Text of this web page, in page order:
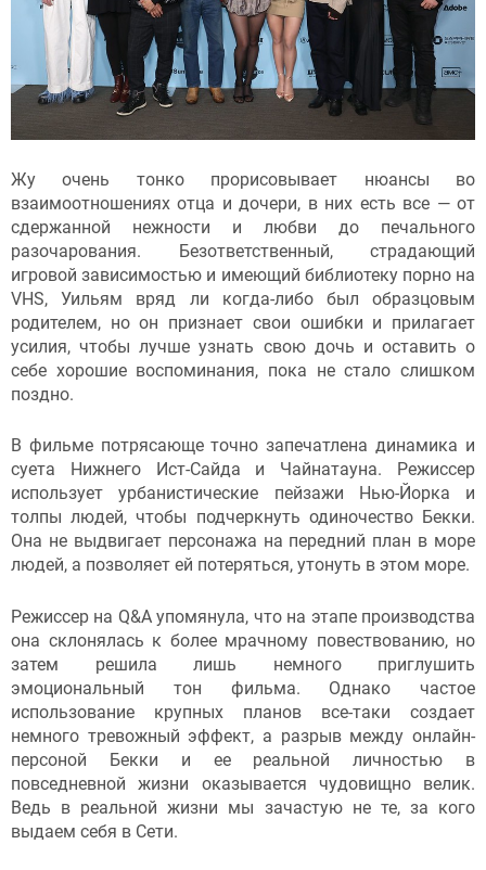
Жу очень тонко прорисовывает нюансы во
взаимоотношениях отца и дочери, в них есть все — от
сдержанной нежности и любви до печального
разочарования. Безответственный, страдающий
игровой зависимостью и имеющий библиотеку порно на
VHS, Уильям вряд ли когда-либо был образцовым
родителем, но он признает свои ошибки и прилагает
усилия, чтобы лучше узнать свою дочь и оставить о
себе хорошие воспоминания, пока не стало слишком
поздно.
В фильме потрясающе точно запечатлена динамика и
суета Нижнего Ист-Сайда и Чайнатауна. Режиссер
использует урбанистические пейзажи Нью-Йорка и
толпы людей, чтобы подчеркнуть одиночество Бекки.
Она не выдвигает персонажа на передний план в море
людей, а позволяет ей потеряться, утонуть в этом море.
Режиссер на Q&A упомянула, что на этапе производства
она склонялась к более мрачному повествованию, но
затем решила лишь немного приглушить
эмоциональный тон фильма. Однако частое
использование крупных планов все-таки создает
немного тревожный эффект, а разрыв между онлайн-
персоной Бекки и ее реальной личностью в
повседневной жизни оказывается чудовищно велик.
Ведь в реальной жизни мы зачастую не те, за кого
выдаем себя в Сети.